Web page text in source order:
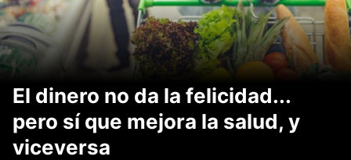
El dinero no da la felicidad...
pero sí que mejora la salud, y
viceversa